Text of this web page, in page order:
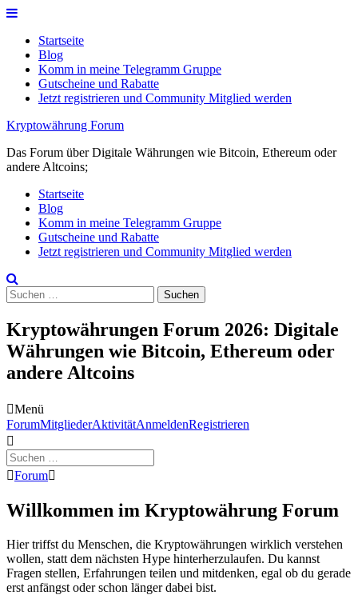
Skip
contentStartseite
Blog
Komm in meine Telegramm Gruppe
Gutscheine und Rabatte
Jetzt registrieren und Community Mitglied werden
Kryptowährung Forum
Das Forum über Digitale Währungen wie Bitcoin, Ethereum oder
andere Altcoins;
Startseite
Blog
Komm in meine Telegramm Gruppe
Gutscheine und Rabatte
Jetzt registrieren und Community Mitglied werden
Suchen
nach:
Kryptowährungen Forum 2026: Digitale
Währungen wie Bitcoin, Ethereum oder
andere Altcoins
Menü
Forum-
Navigation
ForumMitgliederAktivitätAnmeldenRegistrieren
Forum-
-
Du
hier:
Forum
Willkommen im Kryptowährung Forum
Hier triffst du Menschen, die Kryptowährungen wirklich verstehen
wollen, statt dem nächsten Hype hinterherzulaufen. Du kannst
Fragen stellen, Erfahrungen teilen und mitdenken, egal ob du gerade
erst anfängst oder schon länger dabei bist.